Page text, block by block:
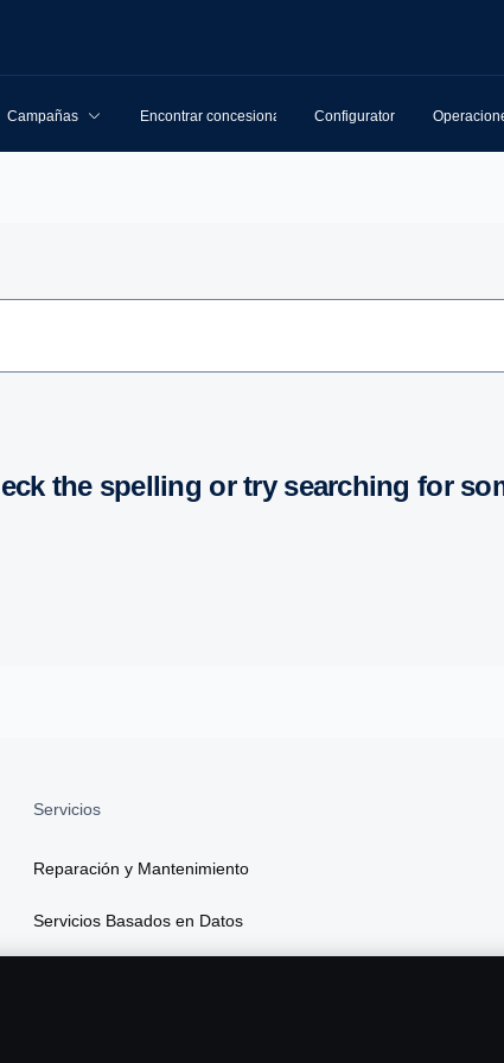
Campañas Encontrar concesionarios Configurator
the spelling or try searching for
Servicios
Reparación y Mantenimiento
Servicios Basados en Datos